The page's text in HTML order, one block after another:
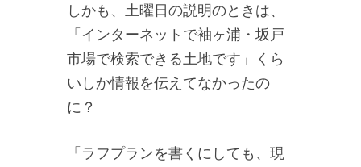
しかも、土曜日の説明のときは、
「インターネットで袖ヶ浦・坂戸
市場で検索できる土地です」くら
いしか情報を伝えてなかったの
に？
「ラフプランを書くにしても、現